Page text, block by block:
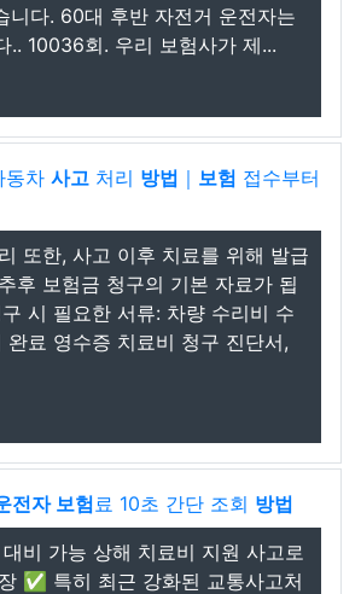
니다. 60대 후반 자전거 운전자는
.. 10036회. 우리 보험사가 제...
동차 사고 처리 방법 ｜ 보험 접수부터
또한, 사고 이후 치료를 위해 발급
후 보험금 청구의 기본 자료가 됩
시 필요한 서류: 차량 수리비 수
완료 영수증 치료비 청구 진단서,
전자 보험료 10초 간단 조회 방법
비 가능 상해 치료비 지원 사고로
✅ 특히 최근 강화된 교통사고처